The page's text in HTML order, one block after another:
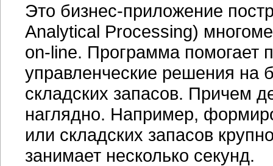
Это бизнес-приложение
Analytical Processing)
on-line. Программа помогает
управленческие решения на
складских запасов. Причем
наглядно. Например,
или складских запасов
занимает несколько секунд.